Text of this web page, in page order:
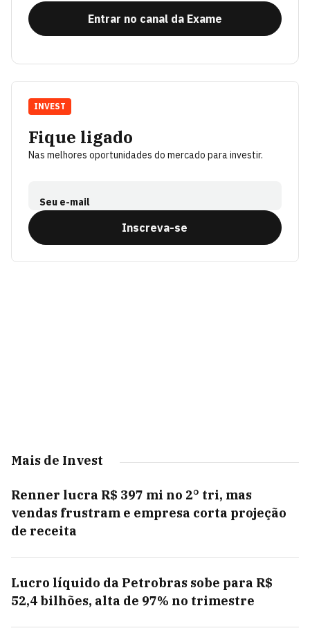
Entrar no canal da Exame
Fique ligado
Nas melhores oportunidades do mercado para investir.
Seu e-mail
Inscreva-se
INVEST
Mais de Invest
Renner lucra R$ 397 mi no 2° tri, mas
vendas frustram e empresa corta projeção
de receita
Lucro líquido da Petrobras sobe para R$
52,4 bilhões, alta de 97% no trimestre